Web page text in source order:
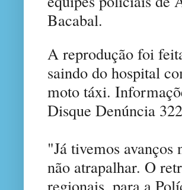
Bacabal.
A reprodução foi
saindo do hospital
moto táxi.
Disque Denúncia
"Já tivemos avanços
não atrapalhar. O
regionais, para a